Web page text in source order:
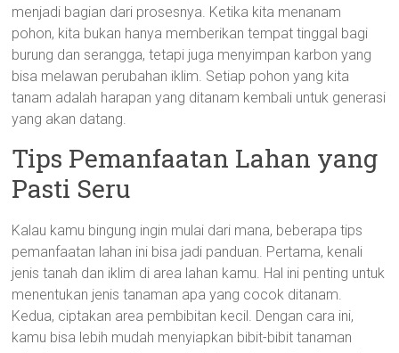
menjadi bagian dari prosesnya. Ketika kita menanam
pohon, kita bukan hanya memberikan tempat tinggal bagi
burung dan serangga, tetapi juga menyimpan karbon yang
bisa melawan perubahan iklim. Setiap pohon yang kita
tanam adalah harapan yang ditanam kembali untuk generasi
yang akan datang.
Tips Pemanfaatan Lahan yang
Pasti Seru
Kalau kamu bingung ingin mulai dari mana, beberapa tips
pemanfaatan lahan ini bisa jadi panduan. Pertama, kenali
jenis tanah dan iklim di area lahan kamu. Hal ini penting untuk
menentukan jenis tanaman apa yang cocok ditanam.
Kedua, ciptakan area pembibitan kecil. Dengan cara ini,
kamu bisa lebih mudah menyiapkan bibit-bibit tanaman